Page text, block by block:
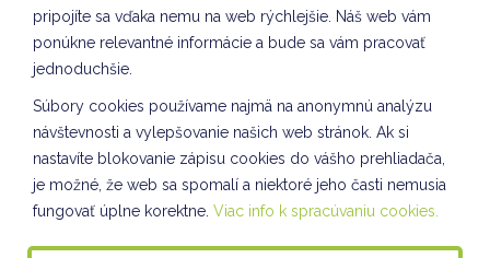
Kuliškáčik číta deťom I. oddelenie ŠKD
Kuliškáčik číta deťom II. oddelenie ŠKD
Kuliškáčik číta deťom IV. oddelenie a III. oddelenie ŠKD
Knižničné pexeso - V. a VII. oddelenie ŠKD
Kuliškáčik číta deťom VIII. oddelenie ŠKD
pripojíte sa vďaka nemu na web rýchlejšie. Náš web vám
ponúkne relevantné informácie a bude sa vám pracovať
jednoduchšie.
Súbory cookies používame najmä na anonymnú analýzu
návštevnosti a vylepšovanie našich web stránok. Ak si
nastavíte blokovanie zápisu cookies do vášho prehliadača,
je možné, že web sa spomalí a niektoré jeho časti nemusia
fungovať úplne korektne. Viac info k spracúvaniu cookies.